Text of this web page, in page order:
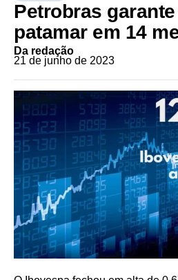
Petrobras
patamar em 14
Da redação
21 de junho de 2023